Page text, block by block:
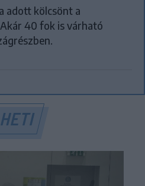
adott kölcsönt a
40 fok is várható